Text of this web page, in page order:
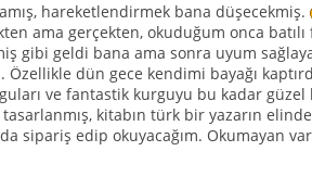
hareketlendirmek bana düşecekmiş.
ama gerçekten, okuduğum onca
gibi geldi bana ama sonra uyum
dün gece kendimi bayağı
ve fantastik kurguyu bu kadar güzel
kitabın türk bir yazarın
sipariş edip okuyacağım. Okumayan